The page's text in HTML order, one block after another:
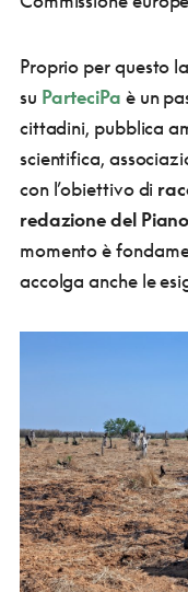
Proprio per questo la
su ParteciPa è un
cittadini, pubblica
scientifica,
con l’obiettivo di
redazione del
momento è
accolga anche le